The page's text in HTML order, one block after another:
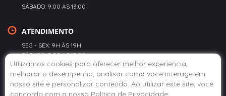
Utilizamos cookies para oferecer melhor experiência,
melhorar o desempenho, analisar como você interage em
nosso site e personalizar conteúdo. Ao utilizar este site, você
concorda com a nossa Política de Privacidade
SÁBADO: 9:00 AS 13:00
ATENDIMENTO
SEG - SEX: 9H ÀS 19H
SÁBADO: 9:00 AS 13:00
POLÍTICA DE PRIVACIDADE